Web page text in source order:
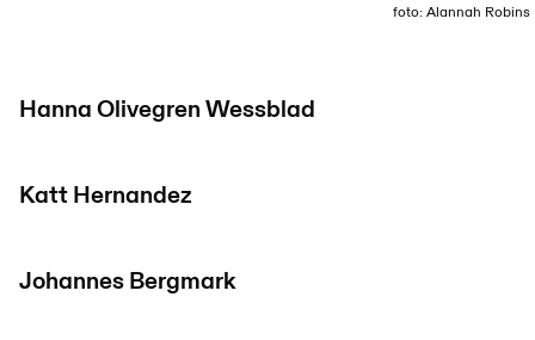
foto: Alannah Robins
Hanna Olivegren Wessblad
Katt Hernandez
Johannes Bergmark